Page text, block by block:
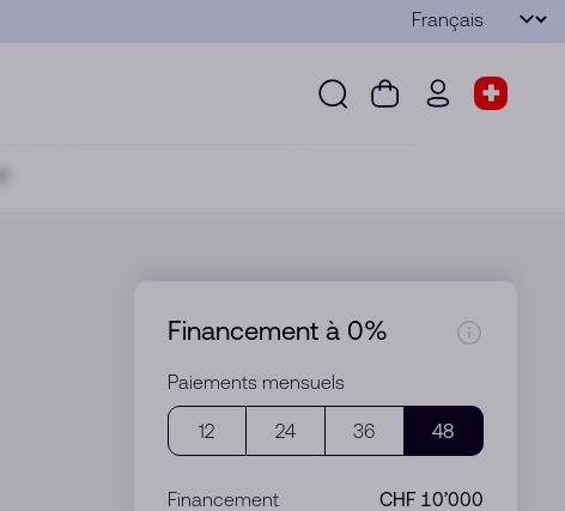
Langue
Envoyer
Financement à 0%
Paiements mensuels
12 24 36 48
Financement
CHF 10’000